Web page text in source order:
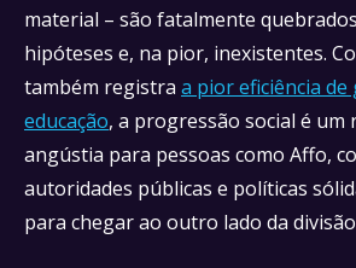
material – são fatalmente
hipóteses e, na pior, inexistentes.
também registra a pior eficiência de
educação, a progressão social é
angústia para pessoas como Affo,
autoridades públicas e políticas
para chegar ao outro lado da